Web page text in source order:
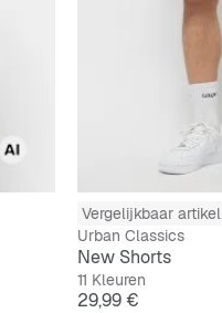
Vergelijkbaar artikel
Urban Classics
New Shorts
11 Kleuren
Prijs
29,99 €